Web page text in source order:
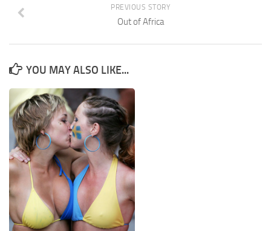
PREVIOUS STORY
Out of Africa
YOU MAY ALSO LIKE...